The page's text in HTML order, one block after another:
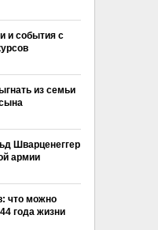
и события с
из семьи
Шварценеггер
армии
что можно
года жизни